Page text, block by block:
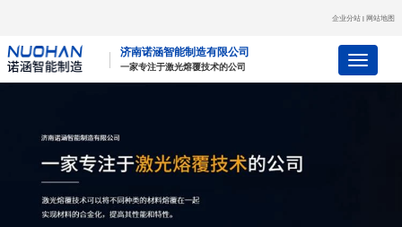
企业分站 | 网站地图
济南诺涵智能制造有限公司
一家专注于激光熔覆技术的公司